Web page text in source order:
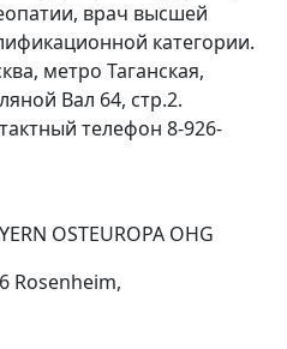
врач высшей
категории.
метро Таганская,
Вал 64, стр.2.
телефон 8-926-
OSTEUROPA OHG
Rosenheim,